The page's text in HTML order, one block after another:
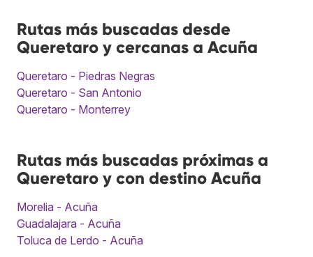
Rutas más buscadas desde
Queretaro y cercanas a Acuña
Queretaro - Piedras Negras
Queretaro - San Antonio
Queretaro - Monterrey
Rutas más buscadas próximas a
Queretaro y con destino Acuña
Morelia - Acuña
Guadalajara - Acuña
Toluca de Lerdo - Acuña